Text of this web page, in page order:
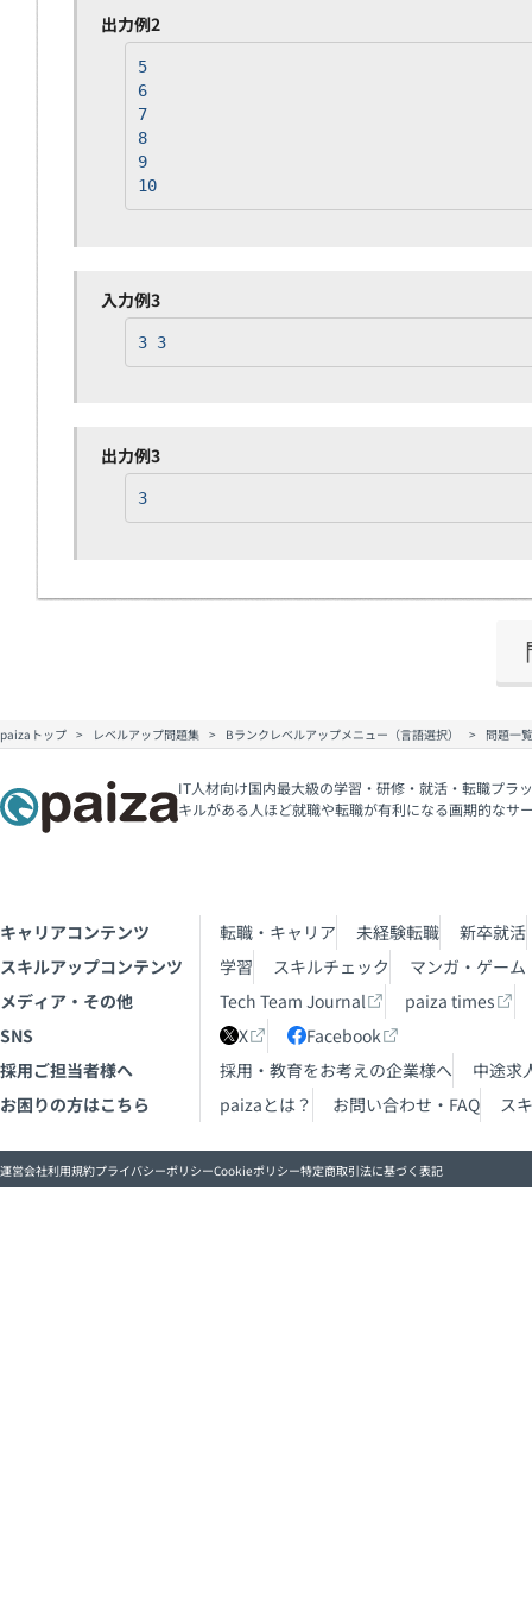
出力例2
5
6
7
8
9
10
入力例3
3 3
出力例3
3
paizaトップ レベルアップ問題集 Bランクレベルアップメニュー（言語選択） 問題一覧
IT人材向け国内最大級の学習・研修・就活・転職プラ
キルがある人ほど就職や転職が有利になる画期的なサ
キャリアコンテンツ 転職・キャリア 未経験転職
新卒就活
スキルアップコンテンツ
学習 スキルチェック
マンガ・ゲーム
メディア・その他
Tech Team Journal
paiza times
SNS
X
Facebook
採用ご担当者様へ
採用・教育をお考えの企業様へ
中途求
お困りの方はこちら
paizaとは？ お問い合わせ・FAQ ス
運営会社利用規約プライバシーポリシーCookieポリシー特定商取引法に基づく表記